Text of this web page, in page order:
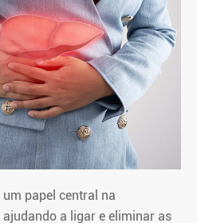
papel central na
a ligar e eliminar as